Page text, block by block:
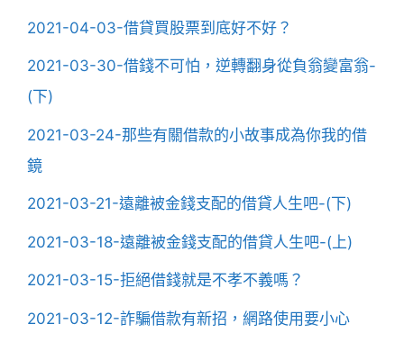
2021-04-03-借貸買股票到底好不好？
2021-03-30-借錢不可怕，逆轉翻身從負翁變富翁-
(下)
2021-03-24-那些有關借款的小故事成為你我的借
鏡
2021-03-21-遠離被金錢支配的借貸人生吧-(下)
2021-03-18-遠離被金錢支配的借貸人生吧-(上)
2021-03-15-拒絕借錢就是不孝不義嗎？
2021-03-12-詐騙借款有新招，網路使用要小心